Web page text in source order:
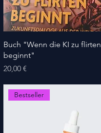
Buch "Wenn die KI zu flirten
beginnt"
Preis
20,00 €
Bestseller